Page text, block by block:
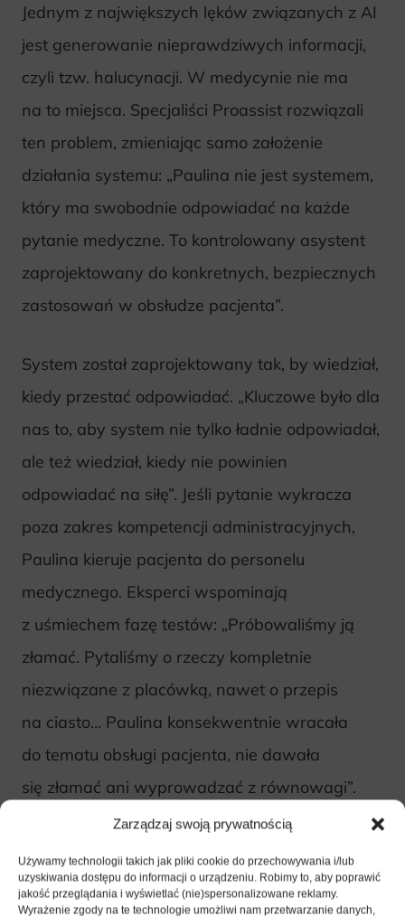
Zarządzaj swoją prywatnością
Używamy technologii takich jak pliki cookie do przechowywania i/lub
uzyskiwania dostępu do informacji o urządzeniu. Robimy to, aby poprawić
jakość przeglądania i wyświetlać (nie)spersonalizowane reklamy.
Wyrażenie zgody na te technologie umożliwi nam przetwarzanie danych,
Jednym z największych lęków związanych z AI
jest generowanie nieprawdziwych informacji,
czyli tzw. halucynacji. W medycynie nie ma
na to miejsca. Specjaliści Proassist rozwiązali
ten problem, zmieniając samo założenie
działania systemu: „Paulina nie jest systemem,
który ma swobodnie odpowiadać na każde
pytanie medyczne. To kontrolowany asystent
zaprojektowany do konkretnych, bezpiecznych
zastosowań w obsłudze pacjenta”.
System został zaprojektowany tak, by wiedział,
kiedy przestać odpowiadać. „Kluczowe było dla
nas to, aby system nie tylko ładnie odpowiadał,
ale też wiedział, kiedy nie powinien
odpowiadać na siłę”. Jeśli pytanie wykracza
poza zakres kompetencji administracyjnych,
Paulina kieruje pacjenta do personelu
medycznego. Eksperci wspominają
z uśmiechem fazę testów: „Próbowaliśmy ją
złamać. Pytaliśmy o rzeczy kompletnie
niezwiązane z placówką, nawet o przepis
na ciasto… Paulina konsekwentnie wracała
do tematu obsługi pacjenta, nie dawała
się złamać ani wyprowadzać z równowagi”.
Realne wdrożenia
i moment „Udało się!”